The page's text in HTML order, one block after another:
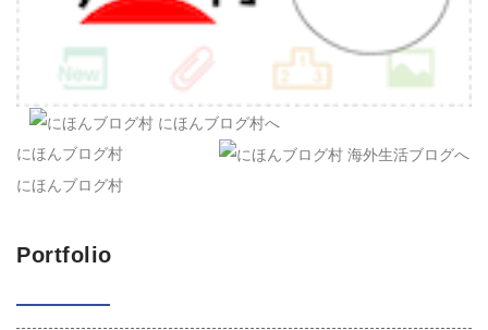
にほんブログ村
にほんブログ村
Portfolio